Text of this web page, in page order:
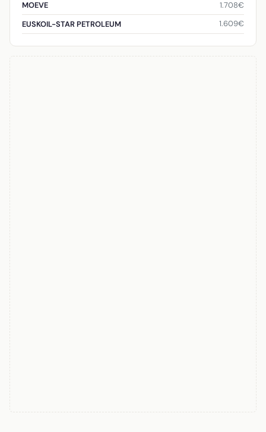
MOEVE
1.708€
EUSKOIL-STAR PETROLEUM
1.609€